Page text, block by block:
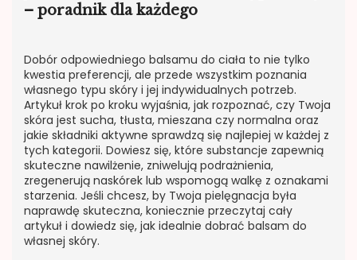
– poradnik dla każdego
Dobór odpowiedniego balsamu do ciała to nie tylko
kwestia preferencji, ale przede wszystkim poznania
własnego typu skóry i jej indywidualnych potrzeb.
Artykuł krok po kroku wyjaśnia, jak rozpoznać, czy Twoja
skóra jest sucha, tłusta, mieszana czy normalna oraz
jakie składniki aktywne sprawdzą się najlepiej w każdej z
tych kategorii. Dowiesz się, które substancje zapewnią
skuteczne nawilżenie, zniwelują podrażnienia,
zregenerują naskórek lub wspomogą walkę z oznakami
starzenia. Jeśli chcesz, by Twoja pielęgnacja była
naprawdę skuteczna, koniecznie przeczytaj cały
artykuł i dowiedz się, jak idealnie dobrać balsam do
własnej skóry.